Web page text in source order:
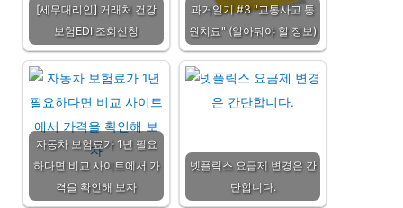
[세무대리인] 거래처 건강
보험EDI 조회신청
과거일기 #3 "교통사고 통
원치료" (알아둬야 할 정보)
자동차 보험료가 1년 필요
하다면 비교 사이트에서 가
격을 확인해 보자
넷플릭스 요금제 변경은 간
단합니다.